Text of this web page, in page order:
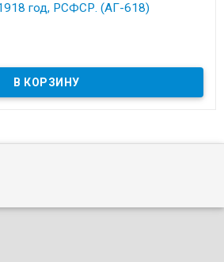
год, РСФСР. (АГ-618)